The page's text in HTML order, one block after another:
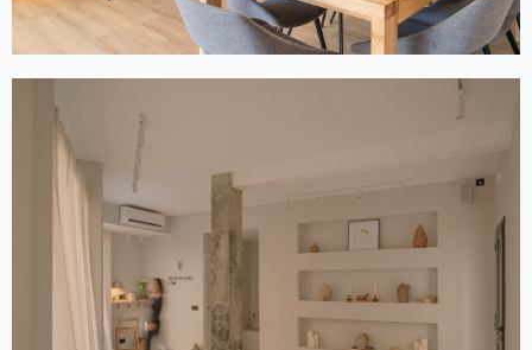
REFORMA INTEGRAL DE LOCAL
COMERCIAL A LLORET DE MAR
Reforma de local per PETRA STUDIO YOGA